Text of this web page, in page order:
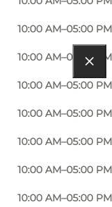
10:00 AM–05:00 PM
10:00 AM–05:00 PM
10:00 AM–05:00 PM
10:00 AM–05:00 PM
10:00 AM–05:00 PM
10:00 AM–05:00 PM
10:00 AM–05:00 PM